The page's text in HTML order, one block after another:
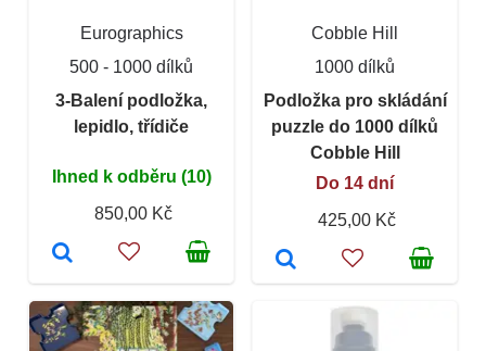
Eurographics
500 - 1000 dílků
3-Balení podložka,
lepidlo, třídiče
Ihned k odběru (10)
850,00 Kč
Cobble Hill
1000 dílků
Podložka pro skládání
puzzle do 1000 dílků
Cobble Hill
Do 14 dní
425,00 Kč